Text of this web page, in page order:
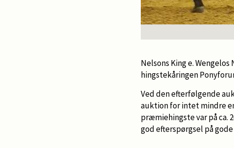
Nelsons King e.
hingstekåringen
Ved den efterfølgende
auktion for intet mindre
præmiehingste var på ca.
god efterspørgsel på